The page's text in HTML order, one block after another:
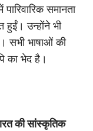
समानता
हुईं। उन्होंने भी
सभी भाषाओं की
का भेद है।
की सांस्कृतिक